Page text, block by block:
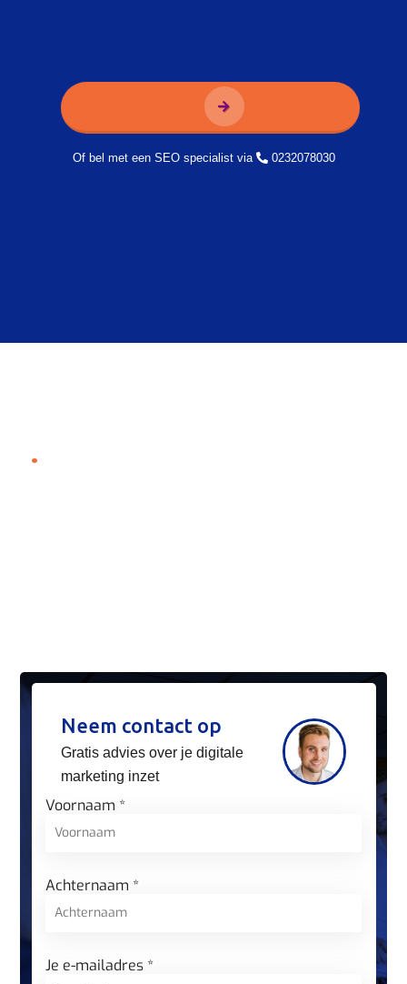
Of bel met een SEO specialist via 0232078030
.
Neem contact op
Gratis advies over je digitale
marketing inzet
Voornaam *
Achternaam *
Je e-mailadres *